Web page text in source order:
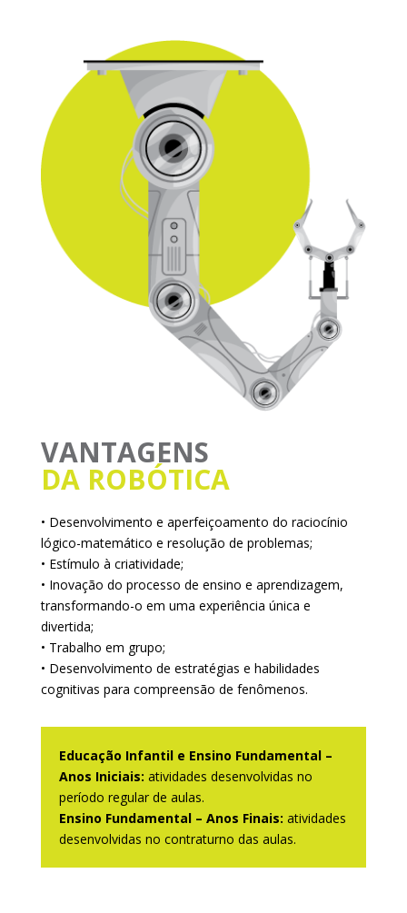
VANTAGENS
DA ROBÓTICA
• Desenvolvimento e aperfeiçoamento do raciocínio
lógico-matemático e resolução de problemas;
• Estímulo à criatividade;
• Inovação do processo de ensino e aprendizagem,
transformando-o em uma experiência única e
divertida;
• Trabalho em grupo;
• Desenvolvimento de estratégias e habilidades
cognitivas para compreensão de fenômenos.
Educação Infantil e Ensino Fundamental –
Anos Iniciais: atividades desenvolvidas no
período regular de aulas.
Ensino Fundamental – Anos Finais: atividades
desenvolvidas no contraturno das aulas.